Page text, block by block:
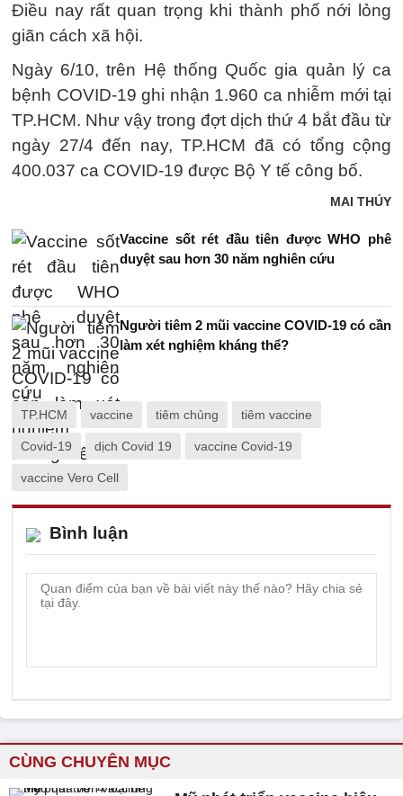
Điều nay rất quan trọng khi thành phố nới lỏng
giãn cách xã hội.
Ngày 6/10, trên Hệ thống Quốc gia quản lý ca
bệnh COVID-19 ghi nhận 1.960 ca nhiễm mới tại
TP.HCM. Như vậy trong đợt dịch thứ 4 bắt đầu từ
ngày 27/4 đến nay, TP.HCM đã có tổng cộng
400.037 ca COVID-19 được Bộ Y tế công bố.
MAI THÚY
Vaccine sốt rét đầu tiên được WHO phê
duyệt sau hơn 30 năm nghiên cứu
Người tiêm 2 mũi vaccine COVID-19 có cần
làm xét nghiệm kháng thể?
TP.HCM vaccine tiêm chủng tiêm vaccine
Covid-19 dịch Covid 19 vaccine Covid-19
vaccine Vero Cell
Bình luận
CÙNG CHUYÊN MỤC